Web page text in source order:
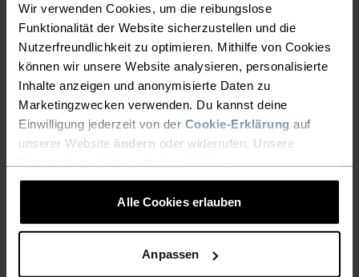
Wir verwenden Cookies, um die reibungslose
Funktionalität der Website sicherzustellen und die
Nutzerfreundlichkeit zu optimieren. Mithilfe von Cookies
können wir unsere Website analysieren, personalisierte
Inhalte anzeigen und anonymisierte Daten zu
Marketingzwecken verwenden. Du kannst deine
Einwilligung jederzeit von der Cookie-Erklärung auf
unserer Website ändern oder widerrufen. Unsere
Alle Cookies erlauben
Anpassen
Ideal für Tagestouren, HIIT-Sessions und alles,
was dazwischen liegt: Das Ascent T-Shirt mit
Landschaftsmotiv besteht aus superweichem,
meliertem Stretch-Jersey aus recycelten Garnen.
Die mit der ZeroScent-Technologie behandelten
Fasern halten unangenehmen Schweissgeruch
den ganzen Tag lang im Zaum – und am
nächsten Tag auch noch. Dieses T-Shirt mit
minimalistischer Lineart-Grafik ist in zwei
Farben erhältlich. Mit seiner legeren Passform
wirst du es gar nicht mehr ausziehen wollen.